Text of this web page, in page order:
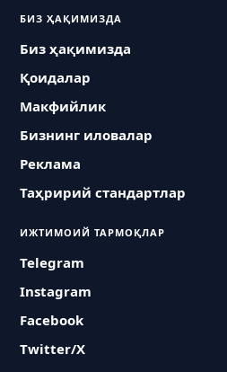
БИЗ ҲАҚИМИЗДА
Биз ҳақимизда
Қоидалар
Макфийлик
Бизнинг иловалар
Реклама
Таҳририй стандартлар
ИЖТИМОИЙ ТАРМОҚЛАР
Telegram
Instagram
Facebook
Twitter/X